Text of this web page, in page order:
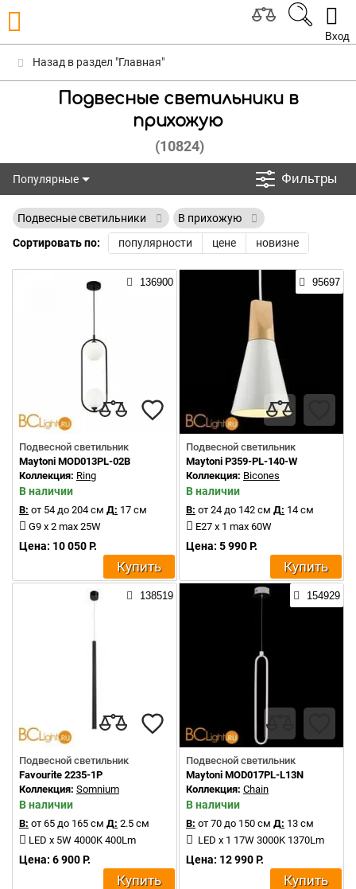
Вход
Назад в раздел "Главная"
Подвесные светильники в
прихожую
(10824)
Популярные
Популярные Фильтры
Подвесные светильники
В прихожую
Сортировать по:
популярности цене новизне
136900
Подвесной светильник
Maytoni MOD013PL-02B
Коллекция: Ring
В наличии
В: от 54 до 204 см Д: 17 см
G9 x 2 max 25W
Цена: 10 050 Р.
Купить
95697
Подвесной светильник
Maytoni P359-PL-140-W
Коллекция: Bicones
В наличии
В: от 24 до 142 см Д: 14 см
E27 x 1 max 60W
Цена: 5 990 Р.
Купить
138519
Подвесной светильник
Favourite 2235-1P
Коллекция: Somnium
В наличии
В: от 65 до 165 см Д: 2.5 см
LED x 5W 4000K 400Lm
Цена: 6 900 Р.
Купить
154929
Подвесной светильник
Maytoni MOD017PL-L13N
Коллекция: Chain
В наличии
В: от 70 до 150 см Д: 13 см
LED x 1 17W 3000K 1370Lm
Цена: 12 990 Р.
Купить